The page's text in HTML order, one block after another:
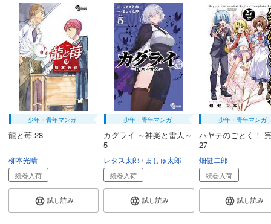
少年・青年マンガ
龍と苺 28
柳本光晴
続巻入荷
試し読み
少年・青年マンガ
カグライ ～神楽と雷人～
5
レタス太郎 ましゅ太郎
続巻入荷
試し読み
少年・青年マンガ
ハヤテのごとく！
27
畑健二郎
続巻入荷
試し読み